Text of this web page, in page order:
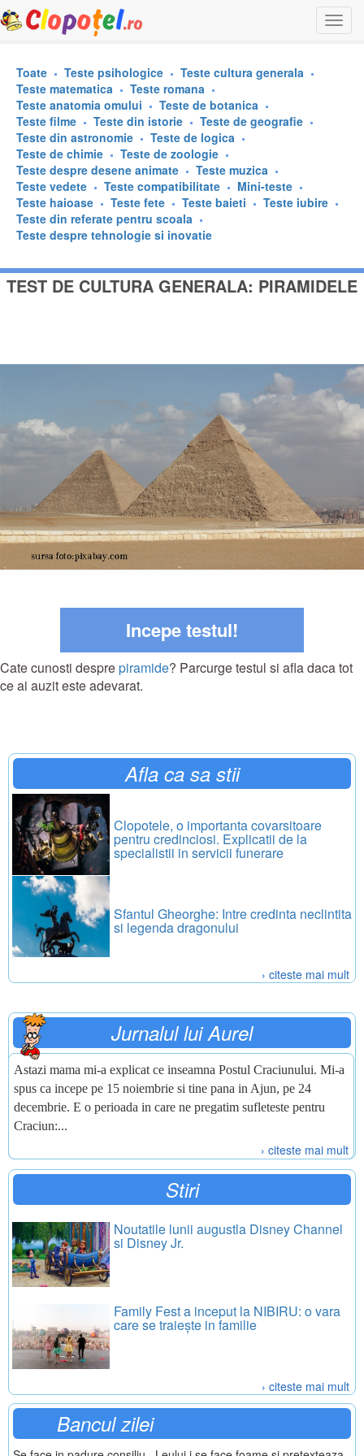
Toate Teste psihologice
Teste cultura generala
Teste matematica
Teste romana
Teste anatomia omului
Teste de botanica
Teste filme
Teste din istorie
Teste de geografie
Teste din astronomie
Teste de logica
Teste de chimie
Teste de zoologie
Teste despre desene animate
Teste muzica
Teste vedete
Teste compatibilitate
Mini-teste
Teste haioase
Teste fete Teste baieti
Teste iubire
Teste din referate pentru scoala
Teste despre tehnologie si inovatie
TEST DE CULTURA GENERALA: PIRAMIDELE
Incepe testul!
Cate cunosti desprepiramide? Parcurge testul si afla daca tot
ce ai auzit este adevarat.
Afla ca sa stii
Clopotele, o importanta covarsitoare
pentru credinciosi. Explicatii de la
specialistii in servicii funerare
Sfantul Gheorghe: Intre credinta neclintita
si legenda dragonului
› citeste mai mult
Jurnalul lui Aurel
Astazi mama mi-a explicat ce inseamna Postul Craciunului. Mi-a
spus ca incepe pe 15 noiembrie si tine pana in Ajun, pe 24
decembrie. E o perioada in care ne pregatim sufleteste pentru
Craciun:...
› citeste mai mult
Stiri
Noutatile lunii augustla Disney Channel
si Disney Jr.
Family Fest a inceput la NIBIRU: o vara
care se traiește in familie
› citeste mai mult
Bancul zilei